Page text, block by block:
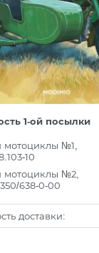
1-ой посылки
№1,
10
№2,
638-0-00
доставки: